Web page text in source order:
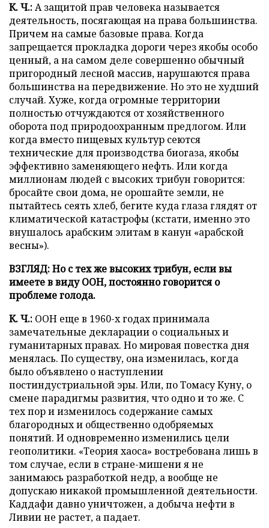
К. Ч.:А защитой прав человека называется
деятельность, посягающая на права большинства.
Причем на самые базовые права. Когда
запрещается прокладка дороги через якобы особо
ценный, а на самом деле совершенно обычный
пригородный лесной массив, нарушаются права
большинства на передвижение. Но это не худший
случай. Хуже, когда огромные территории
полностью отчуждаются от хозяйственного
оборота под природоохранным предлогом. Или
когда вместо пищевых культур сеются
технические для производства биогаза, якобы
эффективно заменяющего нефть. Или когда
миллионам людей с высоких трибун говорится:
бросайте свои дома, не орошайте земли, не
пытайтесь сеять хлеб, бегите куда глаза глядят от
климатической катастрофы (кстати, именно это
внушалось арабским элитам в канун «арабской
весны»).
ВЗГЛЯД: Но с тех же высоких трибун, если вы
имеете в виду ООН, постоянно говорится о
проблеме голода.
К. Ч.: ООН еще в 1960-х годах принимала
замечательные декларации о социальных и
гуманитарных правах. Но мировая повестка дня
менялась. По существу, она изменилась, когда
было объявлено о наступлении
постиндустриальной эры. Или, по Томасу Куну, о
смене парадигмы развития, что одно и то же. С
тех пор и изменилось содержание самых
благородных и общественно одобряемых
понятий. И одновременно изменились цели
геополитики. «Теория хаоса» востребована лишь в
том случае, если в стране-мишени я не
занимаюсь разработкой недр, а вообще не
допускаю никакой промышленной деятельности.
Каддафи давно уничтожен, а добыча нефти в
Ливии не растет, а падает.